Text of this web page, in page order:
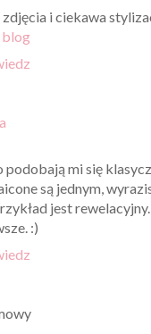
zdjęcia i ciekawa
podobają mi się
są jednym,
jest
:)